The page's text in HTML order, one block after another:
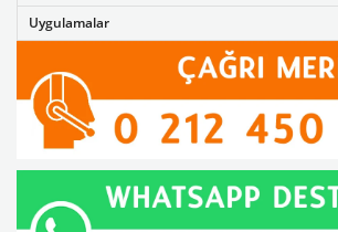
Uygulamalar